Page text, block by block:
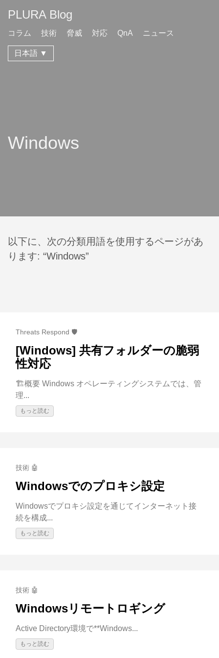
PLURA Blog
コラム 技術 脅威 対応 QnA ニュース
日本語 ▼
Windows
以下に、次の分類用語を使用するページがあ
ります: “Windows”
Threats Respond 🛡️
[Windows] 共有フォルダーの脆弱
性対応
🏗️概要 Windows オペレーティングシステムでは、管
理...
もっと読む
技術 🤖
Windowsでのプロキシ設定
Windowsでプロキシ設定を通じてインターネット接
続を構成...
もっと読む
技術 🤖
Windowsリモートロギング
Active Directory環境で**Windows...
もっと読む